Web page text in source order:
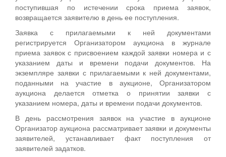
поступившая по истечении срока приема заявок,
возвращается заявителю в день ее поступления.
Заявка с прилагаемыми к ней документами
регистрируется Организатором аукциона в журнале
приема заявок с присвоением каждой заявки номера и с
указанием даты и времени подачи документов. На
экземпляре заявки с прилагаемыми к ней документами,
поданными на участие в аукционе, Организатором
аукциона делается отметка о принятии заявки с
указанием номера, даты и времени подачи документов.
В день рассмотрения заявок на участие в аукционе
Организатор аукциона рассматривает заявки и документы
заявителей, устанавливает факт поступления от
заявителей задатков.